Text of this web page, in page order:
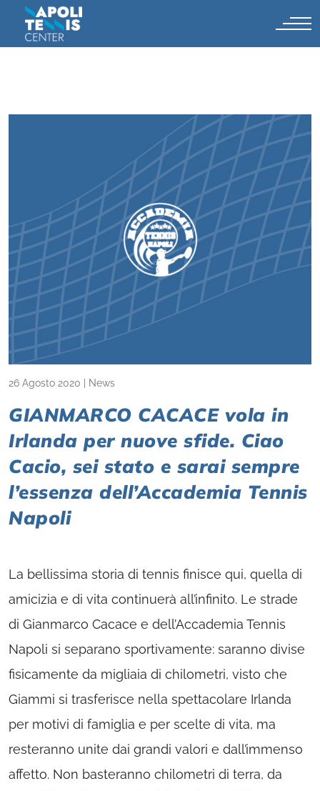
26 Agosto 2020 News
GIANMARCO CACACE vola in
Irlanda per nuove sfide. Ciao
Cacio, sei stato e sarai sempre
l’essenza dell’Accademia Tennis
Napoli
La bellissima storia di tennis finisce qui, quella di
amicizia e di vita continuerà all’infinito. Le strade
di Gianmarco Cacace e dell’Accademia Tennis
Napoli si separano sportivamente: saranno divise
fisicamente da migliaia di chilometri, visto che
Giammi si trasferisce nella spettacolare Irlanda
per motivi di famiglia e per scelte di vita, ma
resteranno unite dai grandi valori e dall’immenso
affetto. Non basteranno chilometri di terra, da